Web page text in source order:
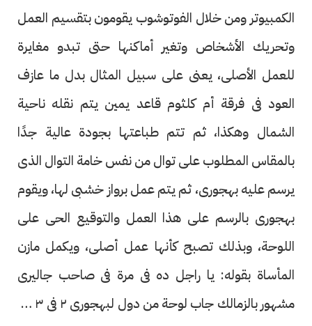
الكمبيوتر ومن خلال الفوتوشوب يقومون بتقسيم العمل
وتحريك الأشخاص وتغير أماكنها حتى تبدو مغايرة
للعمل الأصلى، يعنى على سبيل المثال بدل ما عازف
العود فى فرقة أم كلثوم قاعد يمين يتم نقله ناحية
الشمال وهكذا، ثم تتم طباعتها بجودة عالية جدًا
بالمقاس المطلوب على توال من نفس خامة التوال الذى
يرسم عليه بهجورى، ثم يتم عمل برواز خشبى لها، ويقوم
بهجورى بالرسم على هذا العمل والتوقيع الحى على
اللوحة، وبذلك تصبح كأنها عمل أصلى، ويكمل مازن
المأساة بقوله: يا راجل ده فى مرة فى صاحب جاليرى
مشهور بالزمالك جاب لوحة من دول لبهجورى ٢ فى ٣ متر